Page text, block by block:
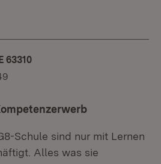
63310
Schule sind nur mit Lernen
Alles was sie